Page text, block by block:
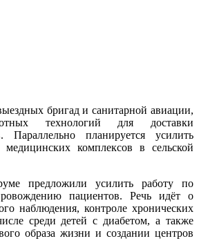
бригад и санитарной авиации,
технологий для доставки
Параллельно планируется усилить
комплексов в сельской
предложили усилить работу по
пациентов. Речь идёт о
наблюдения, контроле хронических
среди детей с диабетом, а также
образа жизни и создании центров